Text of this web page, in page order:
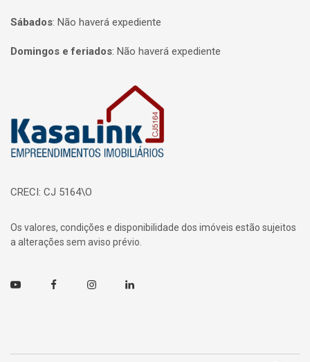
Sábados: Não haverá expediente
Domingos e feriados: Não haverá expediente
CRECI: CJ 5164\O
Os valores, condições e disponibilidade dos imóveis estão sujeitos
a alterações sem aviso prévio.
Youtube FacebookInstagramLinkedin